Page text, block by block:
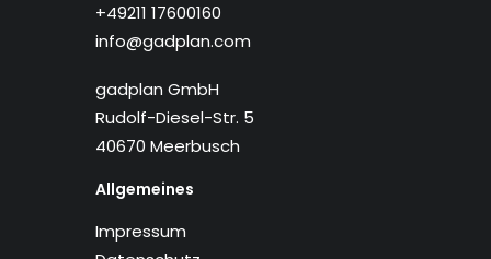
+49211 17600160
info@gadplan.com
gadplan GmbH
Rudolf-Diesel-Str. 5
40670 Meerbusch
Allgemeines
Impressum